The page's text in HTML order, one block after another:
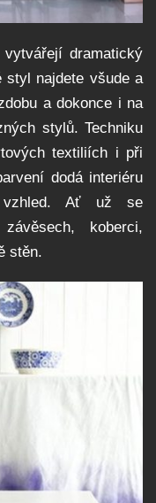
dramatický
styl najdete všude a
a dokonce i na
stylů. Techniku
textiliích i při
dodá interiéru
vzhled. Ať už se
koberci,
stěn.